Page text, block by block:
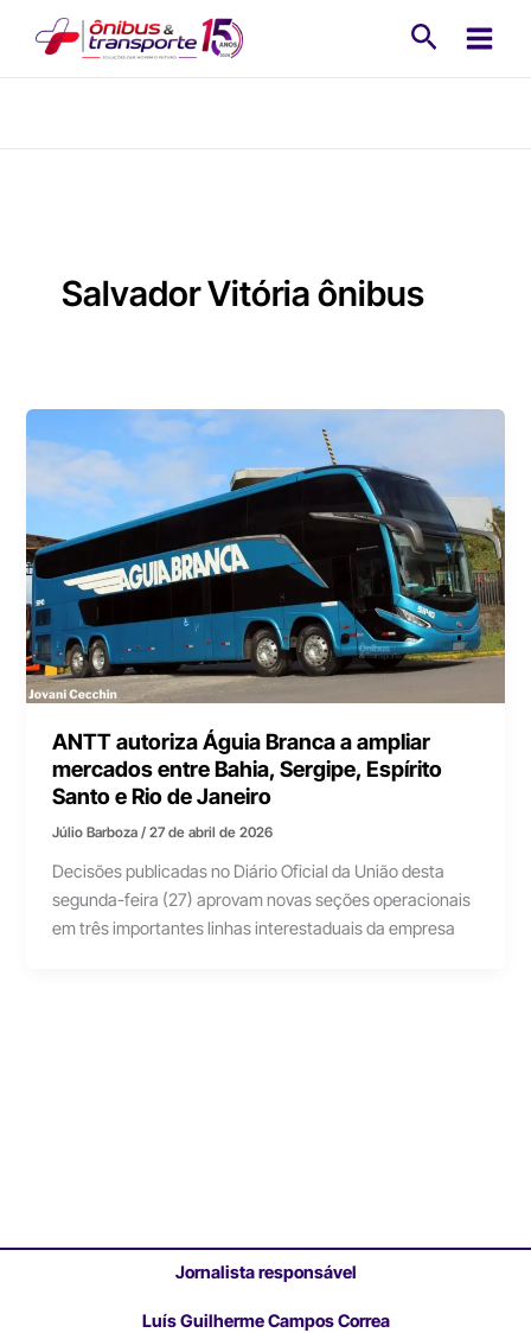
Salvador Vitória ônibus
ANTT autoriza Águia Branca a ampliar
mercados entre Bahia, Sergipe, Espírito
Santo e Rio de Janeiro
Júlio Barboza/27 de abril de 2026
Decisões publicadas no Diário Oficial da União desta
segunda-feira (27) aprovam novas seções operacionais
em três importantes linhas interestaduais da empresa
Jornalista responsável
Luís Guilherme Campos Correa